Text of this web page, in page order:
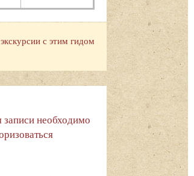
с этим гидом
записи необходимо